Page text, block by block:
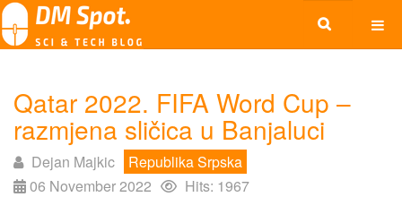
Qatar 2022. FIFA Word Cup –
razmjena sličica u Banjaluci
Dejan Majkic
Republika Srpska
06 November 2022
Hits: 1967